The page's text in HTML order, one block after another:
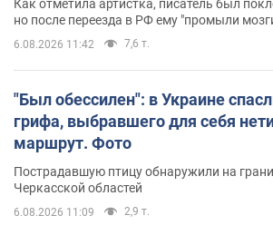
Как отметила артистка, писатель был
но после переезда в РФ ему "промыли
6.08.2026 11:42 7,6 т.
"Был обессилен": в Украине
грифа, выбравшего для себя
маршрут. Фото
Пострадавшую птицу обнаружили на
Черкасской областей
6.08.2026 11:09 2,9 т.